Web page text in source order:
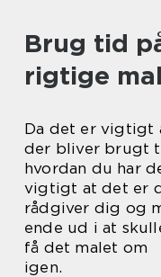
Brug tid
rigtige
Da det er vigtigt
der bliver brugt
hvordan du har
vigtigt at det er
rådgiver dig og
ende ud i at
få det malet om
igen.